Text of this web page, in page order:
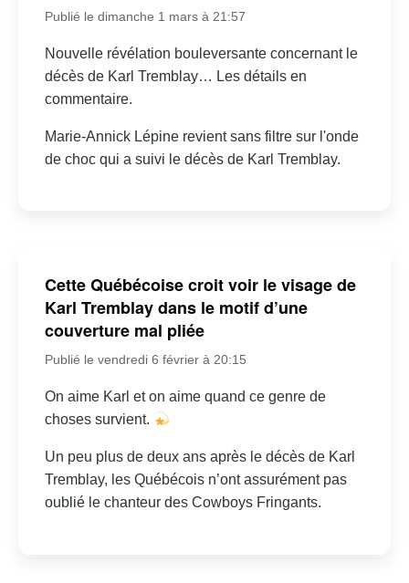
Publié le dimanche 1 mars à 21:57
Nouvelle révélation bouleversante concernant le
décès de Karl Tremblay… Les détails en
commentaire.
Marie-Annick Lépine revient sans filtre sur l'onde
de choc qui a suivi le décès de Karl Tremblay.
Cette Québécoise croit voir le visage de
Karl Tremblay dans le motif d’une
couverture mal pliée
Publié le vendredi 6 février à 20:15
On aime Karl et on aime quand ce genre de
choses survient.
Un peu plus de deux ans après le décès de Karl
Tremblay, les Québécois n’ont assurément pas
oublié le chanteur des Cowboys Fringants.